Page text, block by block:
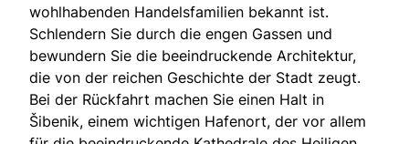
wohlhabenden Handelsfamilien bekannt ist.
Schlendern Sie durch die engen Gassen und
bewundern Sie die beeindruckende Architektur,
die von der reichen Geschichte der Stadt zeugt.
Bei der Rückfahrt machen Sie einen Halt in
Šibenik, einem wichtigen Hafenort, der vor allem